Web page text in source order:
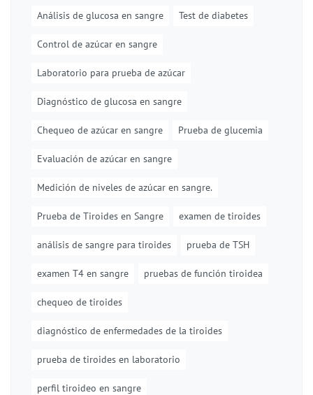
Análisis de glucosa en sangre Test de diabetes
Control de azúcar en sangre
Laboratorio para prueba de azúcar
Diagnóstico de glucosa en sangre
Chequeo de azúcar en sangre Prueba de glucemia
Evaluación de azúcar en sangre
Medición de niveles de azúcar en sangre.
Prueba de Tiroides en Sangre examen de tiroides
análisis de sangre para tiroides prueba de TSH
examen T4 en sangre pruebas de función tiroidea
chequeo de tiroides
diagnóstico de enfermedades de la tiroides
prueba de tiroides en laboratorio
perfil tiroideo en sangre